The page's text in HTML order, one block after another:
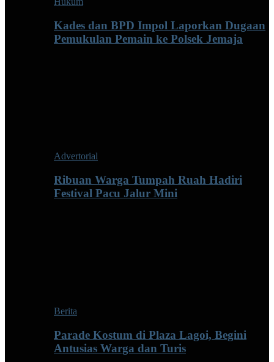
Kades dan BPD Impol Laporkan Dugaan
Pemukulan Pemain ke Polsek Jemaja
Advertorial
Ribuan Warga Tumpah Ruah Hadiri
Festival Pacu Jalur Mini
Berita
Parade Kostum di Plaza Lagoi, Begini
Antusias Warga dan Turis